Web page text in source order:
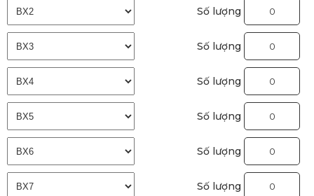
Số lượng
Số lượng
Số lượng
Số lượng
Số lượng
Số lượng